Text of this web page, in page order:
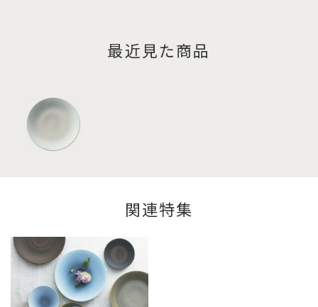
最近見た商品
関連特集